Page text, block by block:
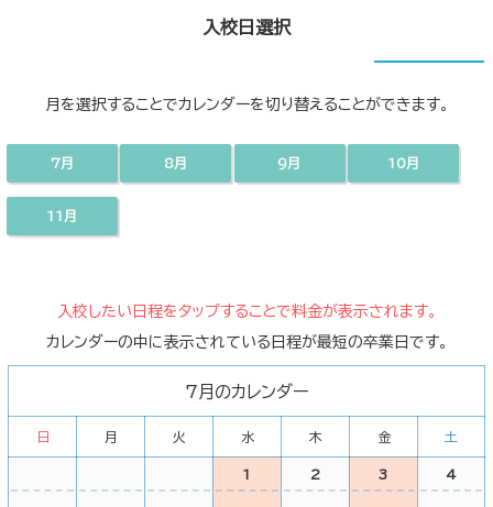
入校日選択
月を選択することでカレンダーを切り替えることができます。
7月 8月 9月 10月
11月
入校したい日程をタップすることで料金が表示されます。
カレンダーの中に表示されている日程が最短の卒業日です。
7月のカレンダー
日 月 火 水 木 金 土
1 2 3 4